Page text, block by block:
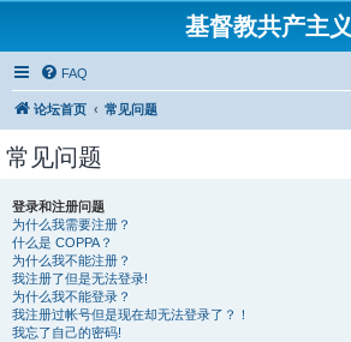
基督教共产主义
FAQ
论坛首页 常见问题
常见问题
登录和注册问题
为什么我需要注册？
什么是 COPPA？
为什么我不能注册？
我注册了但是无法登录!
为什么我不能登录？
我注册过帐号但是现在却无法登录了？！
我忘了自己的密码!